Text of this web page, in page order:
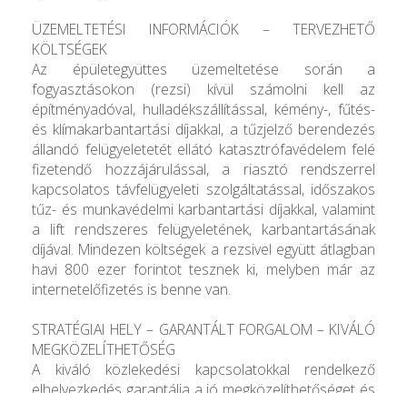
ÜZEMELTETÉSI INFORMÁCIÓK – TERVEZHETŐ
KÖLTSÉGEK
Az épületegyüttes üzemeltetése során a
fogyasztásokon (rezsi) kívül számolni kell az
építményadóval, hulladékszállítással, kémény-, fűtés-
és klímakarbantartási díjakkal, a tűzjelző berendezés
állandó felügyeletetét ellátó katasztrófavédelem felé
fizetendő hozzájárulással, a riasztó rendszerrel
kapcsolatos távfelügyeleti szolgáltatással, időszakos
tűz- és munkavédelmi karbantartási díjakkal, valamint
a lift rendszeres felügyeletének, karbantartásának
díjával. Mindezen költségek a rezsivel együtt átlagban
havi 800 ezer forintot tesznek ki, melyben már az
internetelőfizetés is benne van.
STRATÉGIAI HELY – GARANTÁLT FORGALOM – KIVÁLÓ
MEGKÖZELÍTHETŐSÉG
A kiváló közlekedési kapcsolatokkal rendelkező
elhelyezkedés garantálja a jó megközelíthetőséget és